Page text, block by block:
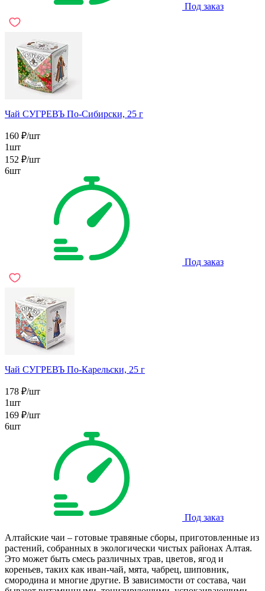
Под заказ
Чай СУГРЕВЪ По-Сибирски, 25 г
160 ₽/шт
1шт
152 ₽/шт
6шт
Под заказ
Чай СУГРЕВЪ По-Карельски, 25 г
178 ₽/шт
1шт
169 ₽/шт
6шт
Под заказ
Алтайские чаи – готовые травяные сборы, приготовленные из
растений, собранных в экологически чистых районах Алтая.
Это может быть смесь различных трав, цветов, ягод и
кореньев, таких как иван-чай, мята, чабрец, шиповник,
смородина и многие другие. В зависимости от состава, чаи